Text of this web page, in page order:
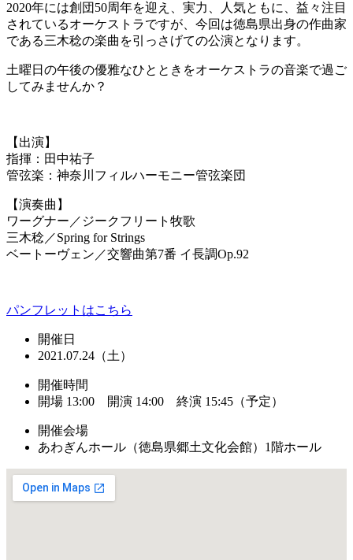
2020年には創団50周年を迎え、実力、人気ともに、益々注目
されているオーケストラですが、今回は徳島県出身の作曲家
である三木稔の楽曲を引っさげての公演となります。
土曜日の午後の優雅なひとときをオーケストラの音楽で過ご
してみませんか？
【出演】
指揮：田中祐子
管弦楽：神奈川フィルハーモニー管弦楽団
【演奏曲】
ワーグナー／ジークフリート牧歌
三木稔／Spring for Strings
ベートーヴェン／交響曲第7番 イ長調Op.92
パンフレットはこちら
開催日
2021.07.24（土）
開催時間
開場 13:00 開演 14:00 終演 15:45（予定）
開催会場
あわぎんホール（徳島県郷土文化会館）1階ホール